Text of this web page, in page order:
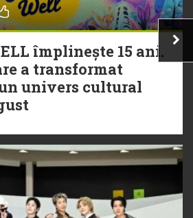
împlinește 15 ani.
a transformat
univers cultural